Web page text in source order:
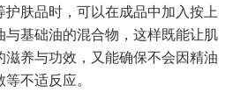
肤品时，可以在成品中加入按上
基础油的混合物，这样既能让肌
养与功效，又能确保不会因精油
不适反应。